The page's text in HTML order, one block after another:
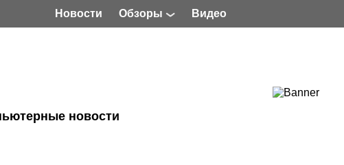
Новости Обзоры Видео
новости